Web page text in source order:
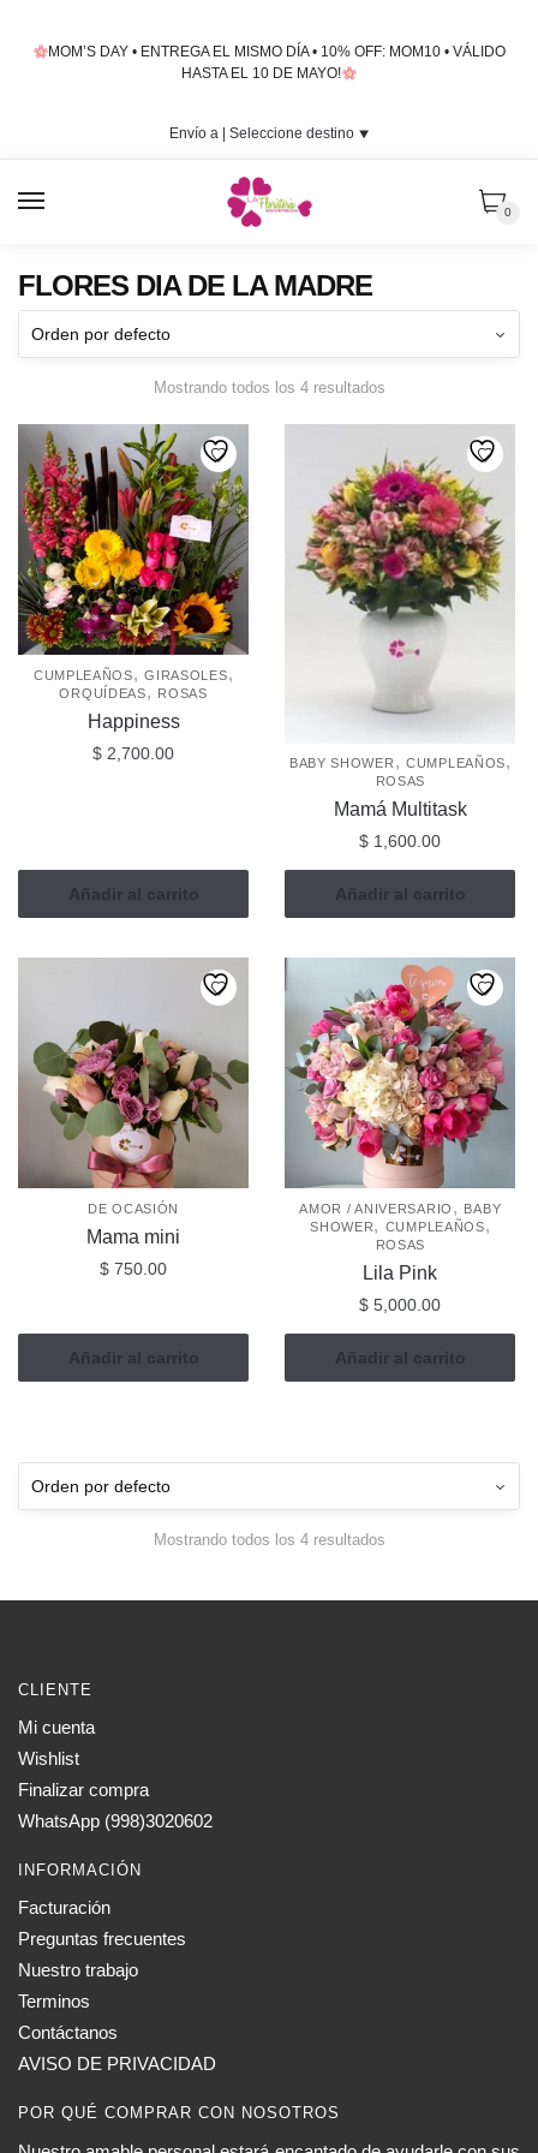
MOM’S DAY • ENTREGA EL MISMO DÍA • 10% OFF: MOM10 • VÁLIDO
HASTA EL 10 DE MAYO!
Envío a | Seleccione destino⯆
0
FLORES DIA DE LA MADRE
Mostrando todos los 4 resultados
CUMPLEAÑOS,GIRASOLES,
ORQUÍDEAS, ROSAS
Happiness
$ 2,700.00
Añadir al carrito
BABY SHOWER , CUMPLEAÑOS,
ROSAS
Mamá Multitask
$ 1,600.00
Añadir al carrito
DE OCASIÓN
Mama mini
$ 750.00
Añadir al carrito
AMOR / ANIVERSARIO , BABY
SHOWER, CUMPLEAÑOS,
ROSAS
Lila Pink
$ 5,000.00
Añadir al carrito
Mostrando todos los 4 resultados
CLIENTE
Mi cuenta
Wishlist
Finalizar compra
WhatsApp (998)3020602
INFORMACIÓN
Facturación
Preguntas frecuentes
Nuestro trabajo
Terminos
Contáctanos
AVISO DE PRIVACIDAD
POR QUÉ COMPRAR CON NOSOTROS